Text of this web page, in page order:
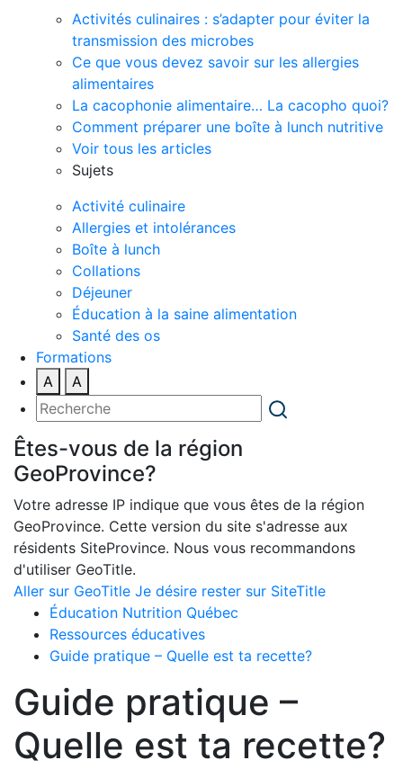
Activités culinaires : s’adapter pour éviter la
transmission des microbes
Ce que vous devez savoir sur les allergies
alimentaires
La cacophonie alimentaire… La cacopho quoi?
Comment préparer une boîte à lunch nutritive
Voir tous les articles
Sujets
Activité culinaire
Allergies et intolérances
Boîte à lunch
Collations
Déjeuner
Éducation à la saine alimentation
Santé des os
Formations
A
A
Êtes-vous de la région
GeoProvince?
Votre adresse IP indique que vous êtes de la région
GeoProvince. Cette version du site s'adresse aux
résidents SiteProvince. Nous vous recommandons
d'utiliser GeoTitle.
Aller sur GeoTitle Je désire rester sur SiteTitle
Éducation Nutrition Québec
Ressources éducatives
Guide pratique – Quelle est ta recette?
Guide pratique –
Quelle est ta recette?